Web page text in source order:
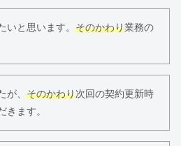
いと思います。 そのかわり業務の
が、 そのかわり次回の契約更新時
きます。